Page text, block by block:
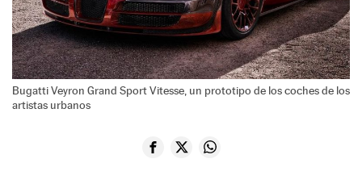
Bugatti Veyron Grand Sport Vitesse, un prototipo de los coches de los
artistas urbanos